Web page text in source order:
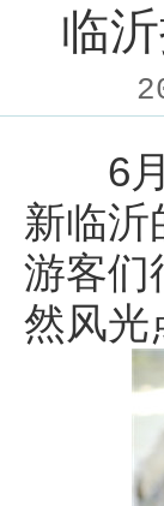
临
6月6
新临沂
游客们
然风光